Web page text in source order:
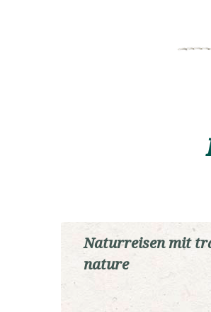
Naturreisen mit
nature